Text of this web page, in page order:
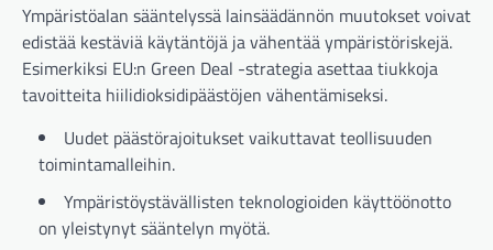
Ympäristöalan sääntelyssä lainsäädännön muutokset voivat
edistää kestäviä käytäntöjä ja vähentää ympäristöriskejä.
Esimerkiksi EU:n Green Deal -strategia asettaa tiukkoja
tavoitteita hiilidioksidipäästöjen vähentämiseksi.
Uudet päästörajoitukset vaikuttavat teollisuuden
toimintamalleihin.
Ympäristöystävällisten teknologioiden käyttöönotto
on yleistynyt sääntelyn myötä.